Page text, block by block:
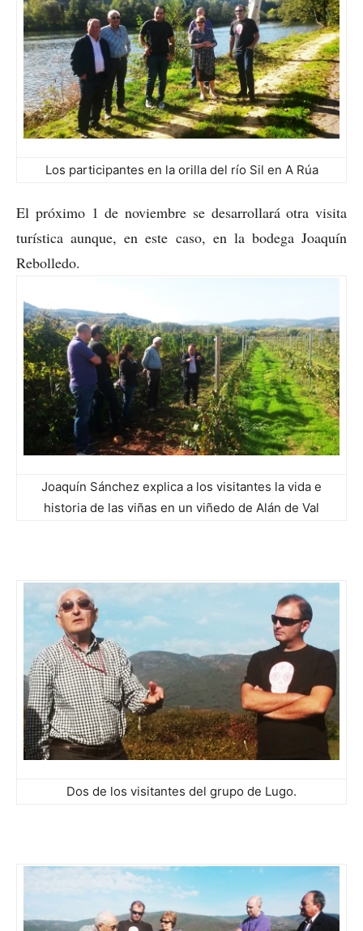
Los participantes en la orilla del río Sil en A Rúa
El próximo 1 de noviembre se desarrollará otra visita
turística aunque, en este caso, en la bodega Joaquín
Rebolledo.
Joaquín Sánchez explica a los visitantes la vida e
historia de las viñas en un viñedo de Alán de Val
Dos de los visitantes del grupo de Lugo.